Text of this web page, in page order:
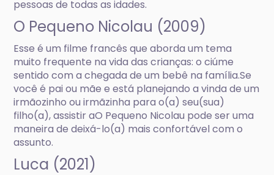
pessoas de todas as idades.
O Pequeno Nicolau (2009)
Esse é um filme francês que aborda um tema
muito frequente na vida das crianças: o ciúme
sentido com a chegada de um bebê na família.Se
você é pai ou mãe e está planejando a vinda de um
irmãozinho ou irmãzinha para o(a) seu(sua)
filho(a), assistir aO Pequeno Nicolau pode ser uma
maneira de deixá-lo(a) mais confortável com o
assunto.
Luca (2021)